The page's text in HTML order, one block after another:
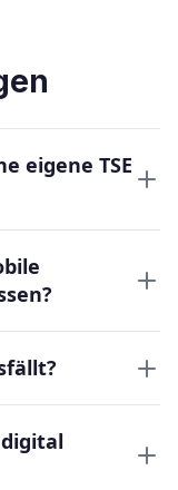
eigene TSE